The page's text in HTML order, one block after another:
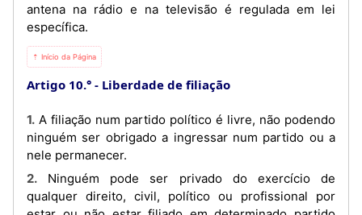
antena na rádio e na televisão é regulada em lei
específica.
⇡ Início da Página
Artigo 10.° Liberdade de filiação
1. A filiação num partido político é livre, não podendo
ninguém ser obrigado a ingressar num partido ou a
nele permanecer.
2. Ninguém pode ser privado do exercício de
qualquer direito, civil, político ou profissional por